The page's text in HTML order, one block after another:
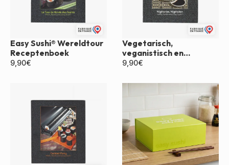
Easy Sushi® Wereldtour
Receptenboek
9,90€
Vegetarisch,
veganistisch en
makkelijk sushi-
9,90€